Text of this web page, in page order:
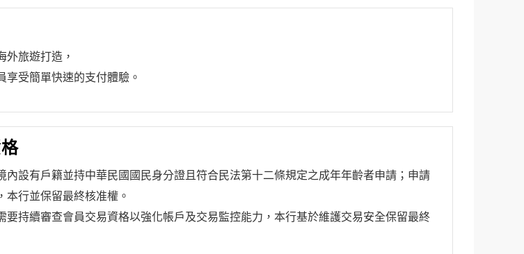
外旅遊打造，
享受簡單快速的支付體驗。
設有戶籍並持中華民國國民身分證且符合民法第十二條規定之成年年齡者申請；申請
本行並保留最終核准權。
持續審查會員交易資格以強化帳戶及交易監控能力，本行基於維護交易安全保留最終